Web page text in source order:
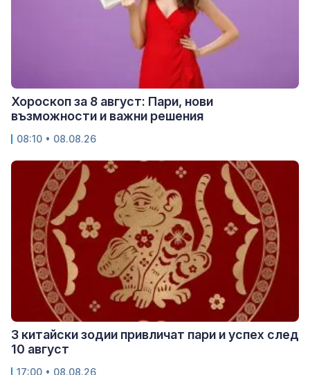
Хороскоп за 8 август: Пари, нови
възможности и важни решения
08:10 • 08.08.26
3 китайски зодии привличат пари и успех след
10 август
17:00 • 08.08.26